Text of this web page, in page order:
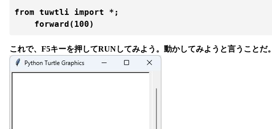
from tuwtli import *;
これで、F5キーを押してRUNしてみよう。動かしてみようと言うことだ。